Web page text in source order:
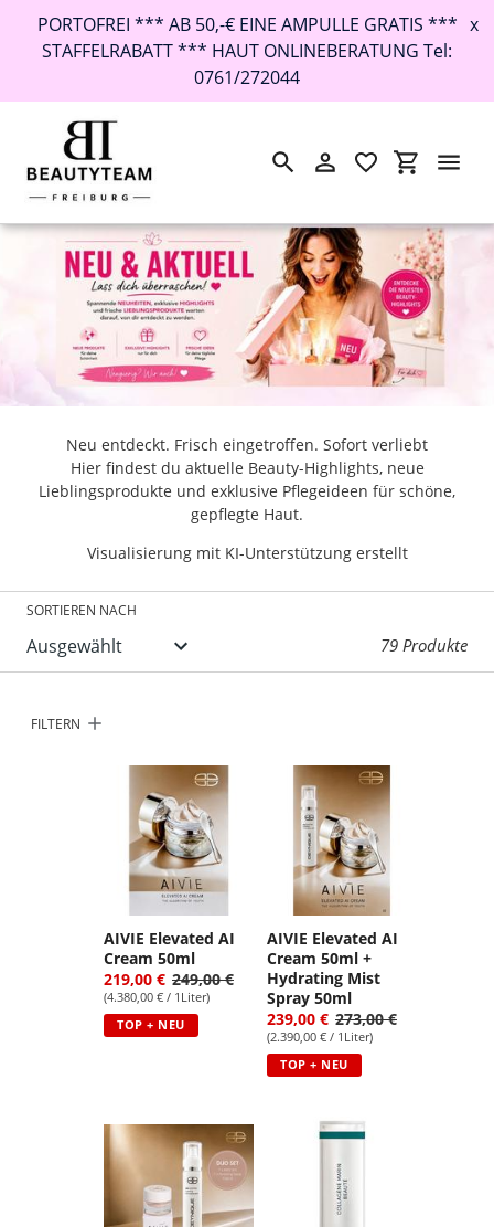
Direkt
Inhalt
PORTOFREI *** AB 50,-€ EINE AMPULLE GRATIS ***
STAFFELRABATT *** HAUT ONLINEBERATUNG Tel:
0761/272044
x
SuchenEinloggen
Startseite › Neu & Aktuell
Neu entdeckt. Frisch eingetroffen. Sofort verliebt
Hier findest du aktuelle Beauty-Highlights, neue
Lieblingsprodukte und exklusive Pflegeideen für schöne,
gepflegte Haut.
Visualisierung mit KI-Unterstützung erstellt
SORTIEREN NACH
79 Produkte
FILTERN
AIVIE Elevated AI
Cream 50ml
219,00 € 249,00 €
(4.380,00 € / 1Liter)
TOP + NEU
AIVIE Elevated AI
Cream 50ml +
Hydrating Mist
Spray 50ml
239,00 € 273,00 €
(2.390,00 € / 1Liter)
TOP + NEU